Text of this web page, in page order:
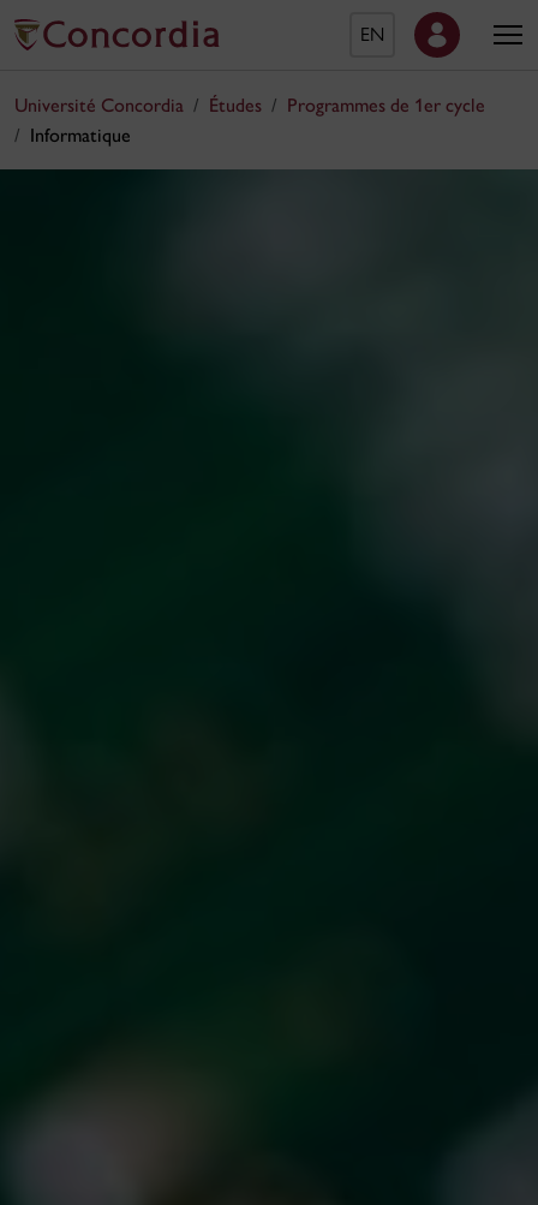
EN
Université Concordia Études
Programmes de 1er cycle
Informatique